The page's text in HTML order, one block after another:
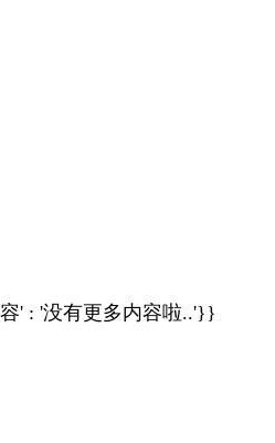
' : '没有更多内容啦..'}}